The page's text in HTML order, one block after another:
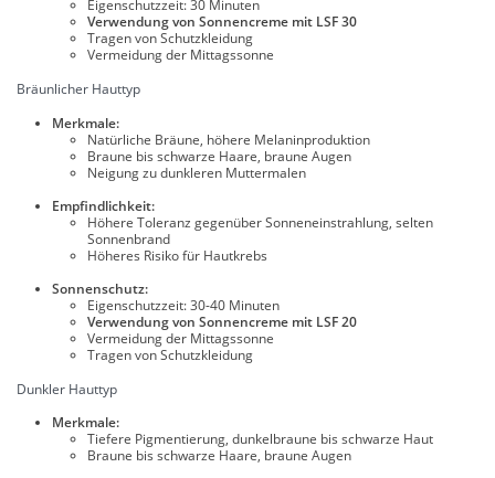
Eigenschutzzeit: 30 Minuten
Verwendung von Sonnencreme mit LSF 30
Tragen von Schutzkleidung
Vermeidung der Mittagssonne
Bräunlicher Hauttyp
Merkmale:
Natürliche Bräune, höhere Melaninproduktion
Braune bis schwarze Haare, braune Augen
Neigung zu dunkleren Muttermalen
Empfindlichkeit:
Höhere Toleranz gegenüber Sonneneinstrahlung, selten
Sonnenbrand
Höheres Risiko für Hautkrebs
Sonnenschutz:
Eigenschutzzeit: 30-40 Minuten
Verwendung von Sonnencreme mit LSF 20
Vermeidung der Mittagssonne
Tragen von Schutzkleidung
Dunkler Hauttyp
Merkmale:
Tiefere Pigmentierung, dunkelbraune bis schwarze Haut
Braune bis schwarze Haare, braune Augen